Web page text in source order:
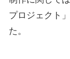
プロジェクト
た。